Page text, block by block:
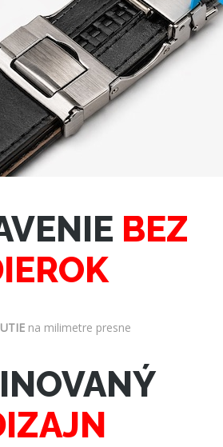
BEZ
na milimetre presne